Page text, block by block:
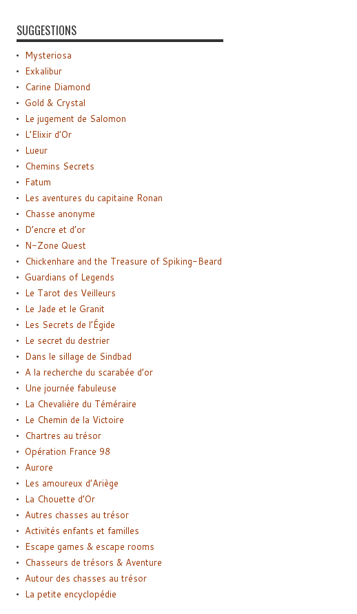
SUGGESTIONS
Mysteriosa
Exkalibur
Carine Diamond
Gold & Crystal
Le jugement de Salomon
L’Elixir d’Or
Lueur
Chemins Secrets
Fatum
Les aventures du capitaine Ronan
Chasse anonyme
D’encre et d’or
N-Zone Quest
Chickenhare and the Treasure of Spiking-Beard
Guardians of Legends
Le Tarot des Veilleurs
Le Jade et le Granit
Les Secrets de l’Égide
Le secret du destrier
Dans le sillage de Sindbad
A la recherche du scarabée d’or
Une journée fabuleuse
La Chevalière du Téméraire
Le Chemin de la Victoire
Chartres au trésor
Opération France 98
Aurore
Les amoureux d’Ariège
La Chouette d’Or
Autres chasses au trésor
Activités enfants et familles
Escape games & escape rooms
Chasseurs de trésors & Aventure
Autour des chasses au trésor
La petite encyclopédie